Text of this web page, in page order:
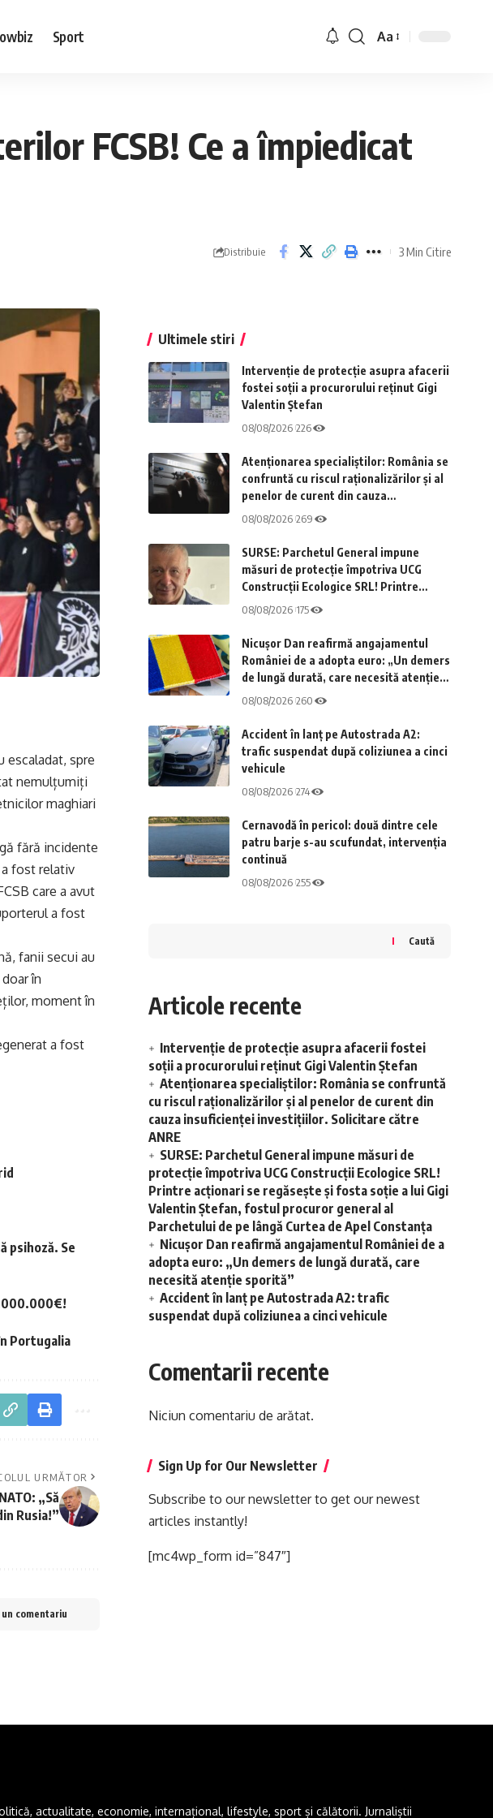
Sport Aa
FCSB! Ce a împiedicat
Distribuie 3 Min Citire
escaladat, spre
nemulțumiți
maghiari
fără incidente
fost relativ
care a avut
a fost
fanii secui au
în
moment în
a fost
psihoză. Se
Portugalia
URMĂTOR
„Să
Rusia!”
un comentariu
Ultimele stiri
Intervenție de protecție asupra afacerii
fostei soții a procurorului reținut Gigi
Valentin Ștefan
08/08/2026 226
Atenționarea specialiștilor: România se
confruntă cu riscul raționalizărilor și al
penelor de curent din cauza
insuficienței investițiilor. Solicitare
08/08/2026 269
SURSE: Parchetul General impune
măsuri de protecție împotriva UCG
Construcții Ecologice SRL! Printre
acționari se regăsește și fosta soție a
general al Parchetului de pe lângă
Curtea de Apel Constanța
08/08/2026 175
Nicușor Dan reafirmă angajamentul
României de a adopta euro: „Un demers
de lungă durată, care necesită atenție
sporită”
08/08/2026 260
Accident în lanț pe Autostrada A2:
trafic suspendat după coliziunea a cinci
vehicule
08/08/2026 274
Cernavodă în pericol: două dintre cele
patru barje s-au scufundat, intervenția
continuă
08/08/2026 255
Caută
Articole recente
Intervenție de protecție asupra afacerii fostei
soții a procurorului reținut Gigi Valentin Ștefan
Atenționarea specialiștilor: România se confruntă
cu riscul raționalizărilor și al penelor de curent din
cauza insuficienței investițiilor. Solicitare către
ANRE
SURSE: Parchetul General impune măsuri de
protecție împotriva UCG Construcții Ecologice SRL!
Printre acționari se regăsește și fosta soție a lui Gigi
Valentin Ștefan, fostul procuror general al
Parchetului de pe lângă Curtea de Apel Constanța
Nicușor Dan reafirmă angajamentul României de a
adopta euro: „Un demers de lungă durată, care
necesită atenție sporită”
Accident în lanț pe Autostrada A2: trafic
suspendat după coliziunea a cinci vehicule
Comentarii recente
Niciun comentariu de arătat.
Sign Up for Our Newsletter
Subscribe to our newsletter to get our newest
articles instantly!
[mc4wp_form id=”847″]
actualitate, economie, internațional, lifestyle, sport și călătorii. Jurnaliștii